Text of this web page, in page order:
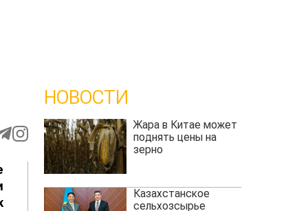
НОВОСТИ
Жара в Китае может
поднять цены на
зерно
Казахстанское
сельхозсырье